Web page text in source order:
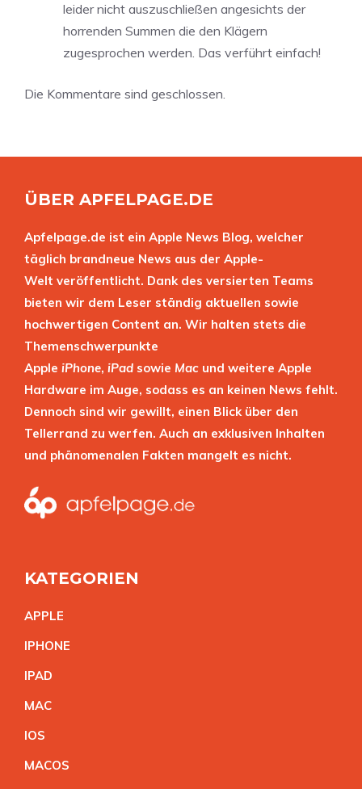
leider nicht auszuschließen angesichts der
horrenden Summen die den Klägern
zugesprochen werden. Das verführt einfach!
Die Kommentare sind geschlossen.
ÜBER APFELPAGE.DE
Apfelpage.de ist ein Apple News Blog, welcher
täglich brandneue News aus der Apple-
Welt veröffentlicht. Dank des versierten Teams
bieten wir dem Leser ständig aktuellen sowie
hochwertigen Content an. Wir halten stets die
Themenschwerpunkte
Apple iPhone, iPad sowie Mac und weitere Apple
Hardware im Auge, sodass es an keinen News fehlt.
Dennoch sind wir gewillt, einen Blick über den
Tellerrand zu werfen. Auch an exklusiven Inhalten
und phänomenalen Fakten mangelt es nicht.
KATEGORIEN
APPLE
IPHONE
IPAD
MAC
IOS
MACOS